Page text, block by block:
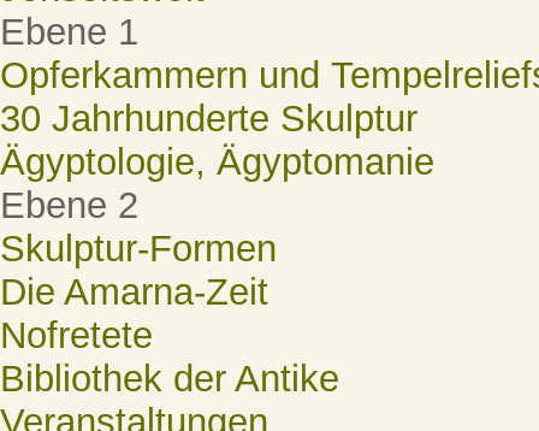
Ebene 1
Opferkammern und
30 Jahrhunderte Skulptur
Ägyptologie, Ägyptomanie
Ebene 2
Skulptur-Formen
Die Amarna-Zeit
Nofretete
Bibliothek der Antike
Veranstaltungen